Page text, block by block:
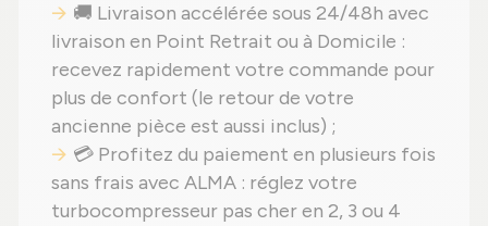
🚚 Livraison accélérée sous 24/48h avec
livraison en Point Retrait ou à Domicile :
recevez rapidement votre commande pour
plus de confort (le retour de votre
ancienne pièce est aussi inclus) ;
💳 Profitez du paiement en plusieurs fois
sans frais avec ALMA : réglez votre
turbocompresseur pas cher en 2, 3 ou 4